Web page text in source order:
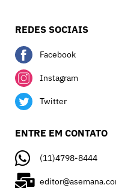
REDES SOCIAIS
Facebook
Instagram
Twitter
ENTRE EM CONTATO
(11)4798-8444